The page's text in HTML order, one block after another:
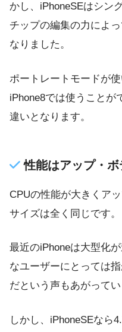
かし、iPhoneSEはシン
チップの編集の力によ
なりました。
ポートレートモードが使
iPhone8では使うことが
違いとなります。
性能はアップ・
CPUの性能が大きくア
サイズは全く同じです。
最近のiPhoneは大型化
なユーザーにとっては
だという声もあがってい
しかし、iPhoneSEなら